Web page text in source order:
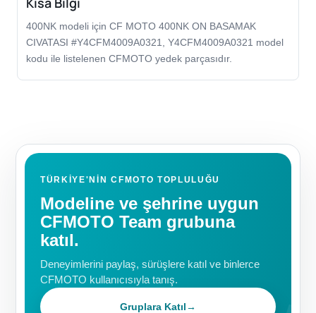
400NK modeli için CF MOTO 400NK ON BASAMAK
CIVATASI #Y4CFM4009A0321, Y4CFM4009A0321 model
kodu ile listelenen CFMOTO yedek parçasıdır.
TÜRKIYE'NIN CFMOTO TOPLULUĞU
Modeline ve şehrine uygun
CFMOTO Team grubuna
katıl.
Deneyimlerini paylaş, sürüşlere katıl ve binlerce
CFMOTO kullanıcısıyla tanış.
Gruplara Katıl→